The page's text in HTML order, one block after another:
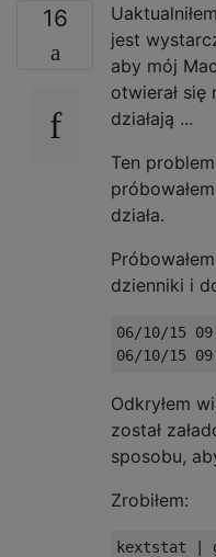
16
jest
aby mój
otwierał się
działają ...
Ten
działa.
dzienniki i
06/10/15
Odkryłem
został
sposobu,
Zrobiłem:
kextstat |